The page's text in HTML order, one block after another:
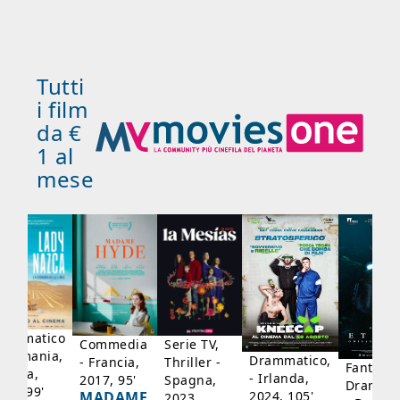
Tutti
i film
da €
1 al
mese
99'
Commedia
- Francia,
2017, 95'
Serie TV,
Thriller -
Spagna,
Drammatico,
- Irlanda,
2024, 105'